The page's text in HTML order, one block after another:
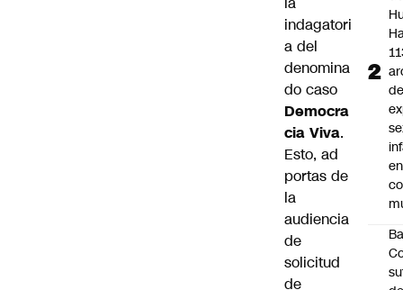
indagatori
a del
denomina
do caso
Democra
cia Viva.
Esto, ad
portas de
la
audiencia
de
solicitud
de
de
en